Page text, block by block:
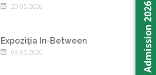
20.05.2026
Expoziţia In-Between
09.05.2026 Admission 2026